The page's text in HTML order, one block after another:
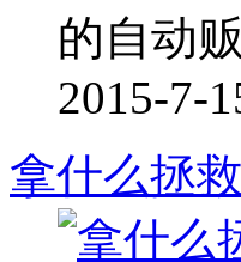
的自动
2015-7-
拿什么拯